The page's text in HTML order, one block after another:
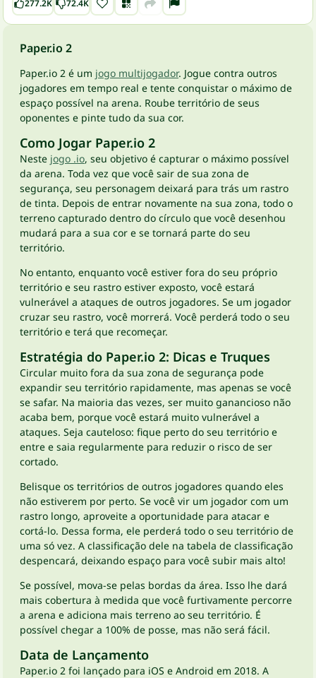
277.2K 72.4K
Paper.io 2
Paper.io 2 é um jogo multijogador. Jogue contra outros
jogadores em tempo real e tente conquistar o máximo de
espaço possível na arena. Roube território de seus
oponentes e pinte tudo da sua cor.
Como Jogar Paper.io 2
Neste jogo .io, seu objetivo é capturar o máximo possível
da arena. Toda vez que você sair de sua zona de
segurança, seu personagem deixará para trás um rastro
de tinta. Depois de entrar novamente na sua zona, todo o
terreno capturado dentro do círculo que você desenhou
mudará para a sua cor e se tornará parte do seu
território.
No entanto, enquanto você estiver fora do seu próprio
território e seu rastro estiver exposto, você estará
vulnerável a ataques de outros jogadores. Se um jogador
cruzar seu rastro, você morrerá. Você perderá todo o seu
território e terá que recomeçar.
Estratégia do Paper.io 2: Dicas e Truques
Circular muito fora da sua zona de segurança pode
expandir seu território rapidamente, mas apenas se você
se safar. Na maioria das vezes, ser muito ganancioso não
acaba bem, porque você estará muito vulnerável a
ataques. Seja cauteloso: fique perto do seu território e
entre e saia regularmente para reduzir o risco de ser
cortado.
Belisque os territórios de outros jogadores quando eles
não estiverem por perto. Se você vir um jogador com um
rastro longo, aproveite a oportunidade para atacar e
cortá-lo. Dessa forma, ele perderá todo o seu território de
uma só vez. A classificação dele na tabela de classificação
despencará, deixando espaço para você subir mais alto!
Se possível, mova-se pelas bordas da área. Isso lhe dará
mais cobertura à medida que você furtivamente percorre
a arena e adiciona mais terreno ao seu território. É
possível chegar a 100% de posse, mas não será fácil.
Data de Lançamento
Paper.io 2 foi lançado para iOS e Android em 2018. A